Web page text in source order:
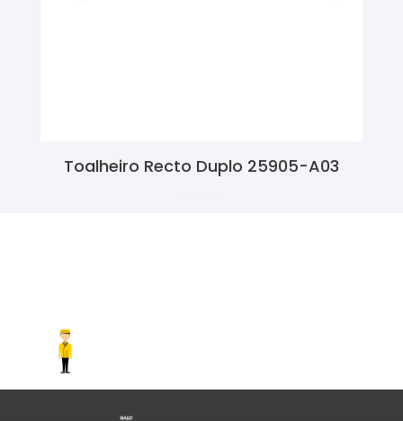
Toalheiro Recto Duplo 25905-A03